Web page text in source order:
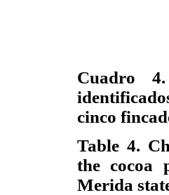
Cuadro
cinco
Table 4.
the cocoa
Merida